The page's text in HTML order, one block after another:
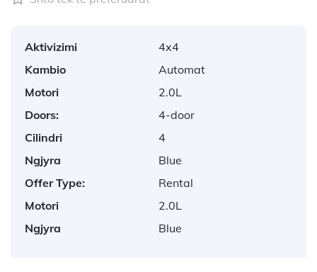
Aktivizimi
4x4
Kambio
Automat
Motori
2.0L
Doors:
4-door
Cilindri
4
Ngjyra
Blue
Offer Type:
Rental
Motori
2.0L
Ngjyra
Blue